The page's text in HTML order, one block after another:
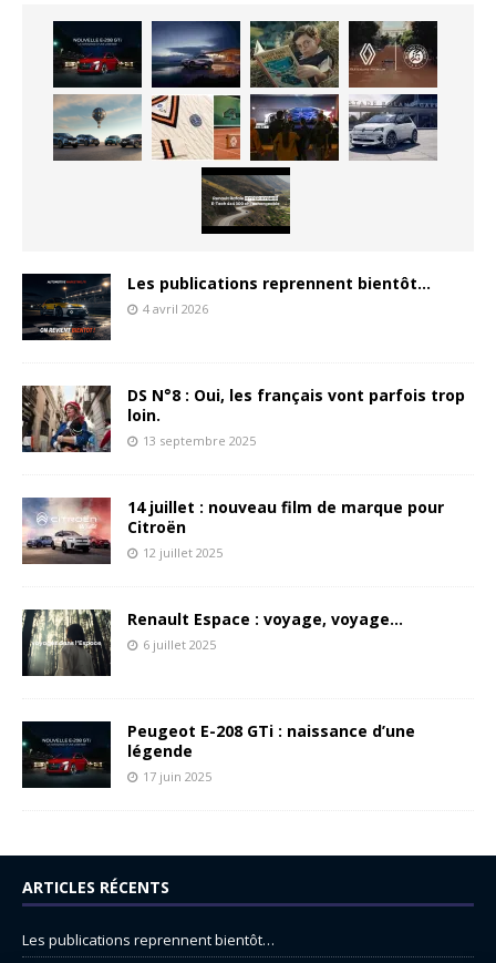
Les publications reprennent bientôt…
4 avril 2026
DS N°8 : Oui, les français vont parfois trop
loin.
13 septembre 2025
14 juillet : nouveau film de marque pour
Citroën
12 juillet 2025
Renault Espace : voyage, voyage…
6 juillet 2025
Peugeot E-208 GTi : naissance d’une
légende
17 juin 2025
ARTICLES RÉCENTS
Les publications reprennent bientôt…